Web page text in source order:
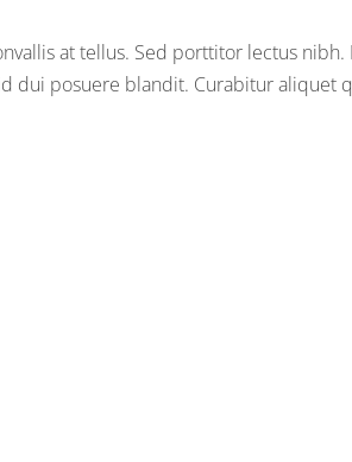
at tellus. Sed porttitor lectus
dui posuere blandit. Curabitur aliquet